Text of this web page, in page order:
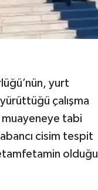
yurt
çalışma
muayeneye tabi
cisim tespit
olduğu